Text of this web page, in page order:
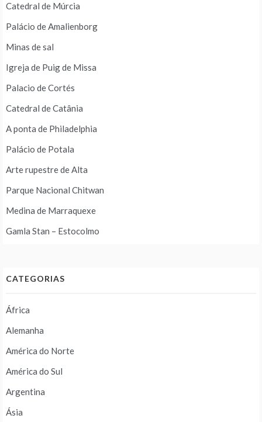
Catedral de Múrcia
Palácio de Amalienborg
Minas de sal
Igreja de Puig de Missa
Palacio de Cortés
Catedral de Catânia
A ponta de Philadelphia
Palácio de Potala
Arte rupestre de Alta
Parque Nacional Chitwan
Medina de Marraquexe
Gamla Stan – Estocolmo
CATEGORIAS
África
Alemanha
América do Norte
América do Sul
Argentina
Ásia